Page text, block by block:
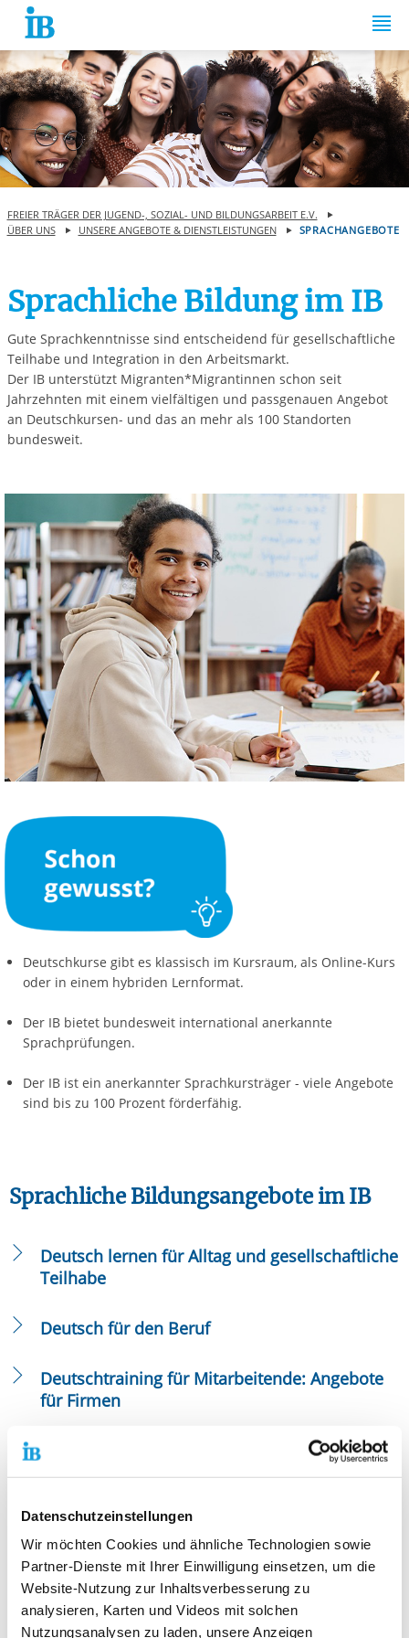
Datenschutzeinstellungen
Wir möchten Cookies und ähnliche Technologien sowie
Partner-Dienste mit Ihrer Einwilligung einsetzen, um die
Website-Nutzung zur Inhaltsverbesserung zu
analysieren, Karten und Videos mit solchen
Nutzungsanalysen zu laden, unsere Anzeigen
Springe zum Inhalt
FREIER TRÄGER DER JUGEND-, SOZIAL- UND BILDUNGSARBEIT E.V.
ÜBER UNS
UNSERE ANGEBOTE & DIENSTLEISTUNGEN SPRACHANGEBOTE
Sprachliche Bildung im IB
Gute Sprachkenntnisse sind entscheidend für gesellschaftliche
Teilhabe und Integration in den Arbeitsmarkt.
Der IB unterstützt Migranten*Migrantinnen schon seit
Jahrzehnten mit einem vielfältigen und passgenauen Angebot
an Deutschkursen- und das an mehr als 100 Standorten
bundesweit.
Deutschkurse gibt es klassisch im Kursraum, als Online-Kurs
oder in einem hybriden Lernformat.
Der IB bietet bundesweit international anerkannte
Sprachprüfungen.
Der IB ist ein anerkannter Sprachkursträger - viele Angebote
sind bis zu 100 Prozent förderfähig.
Sprachliche Bildungsangebote im IB
Deutsch lernen für Alltag und gesellschaftliche
Teilhabe
Deutsch lernen von Anfang an…
In Integrationskursen lernen Teilnehmende die deutsche
Sprache – systematisch und von Anfang an bis zum
Deutsch für den Beruf
Deutsch lernen für eine sichere Kommunikation am
Deutschtraining für Mitarbeitende: Angebote
für Firmen
Anerkannte Sprachprüfungen
Fortbildungen für Deutsch-Lehrkräfte
(DaF/DaZ)